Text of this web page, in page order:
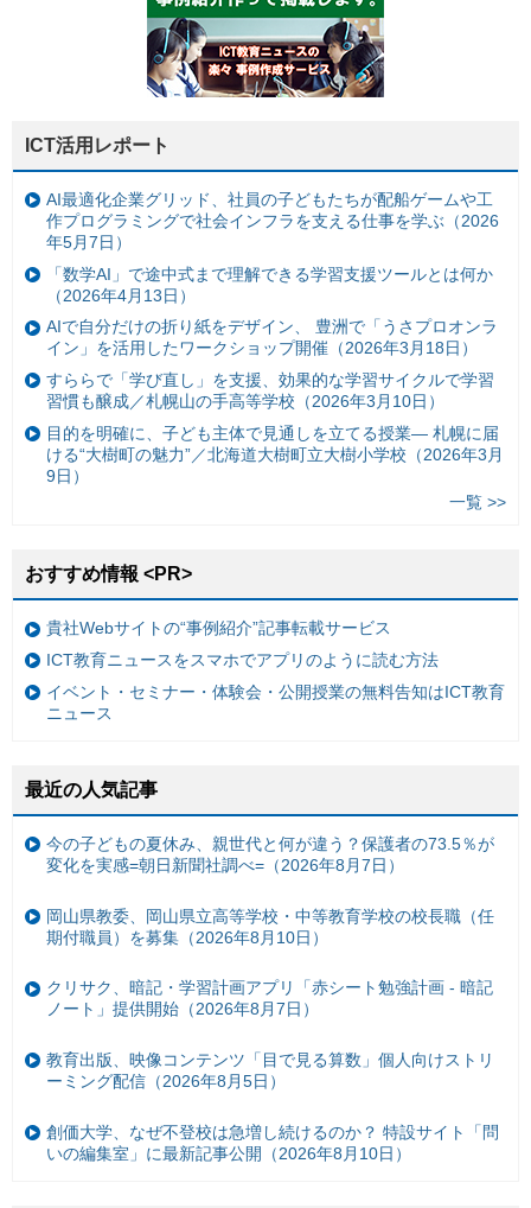
ICT活用レポート
AI最適化企業グリッド、社員の子どもたちが配船ゲームや工
作プログラミングで社会インフラを支える仕事を学ぶ（2026
年5月7日）
「数学AI」で途中式まで理解できる学習支援ツールとは何か
（2026年4月13日）
AIで自分だけの折り紙をデザイン、 豊洲で「うさプロオンラ
イン」を活用したワークショップ開催（2026年3月18日）
すららで「学び直し」を支援、効果的な学習サイクルで学習
習慣も醸成／札幌山の手高等学校（2026年3月10日）
目的を明確に、子ども主体で見通しを立てる授業— 札幌に届
ける“大樹町の魅力”／北海道大樹町立大樹小学校（2026年3月
9日）
一覧 >>
おすすめ情報 <PR>
貴社Webサイトの“事例紹介”記事転載サービス
ICT教育ニュースをスマホでアプリのように読む方法
イベント・セミナー・体験会・公開授業の無料告知はICT教育
ニュース
最近の人気記事
今の子どもの夏休み、親世代と何が違う？保護者の73.5％が
変化を実感=朝日新聞社調べ=（2026年8月7日）
岡山県教委、岡山県立高等学校・中等教育学校の校長職（任
期付職員）を募集（2026年8月10日）
クリサク、暗記・学習計画アプリ「赤シート勉強計画 - 暗記
ノート」提供開始（2026年8月7日）
教育出版、映像コンテンツ「目で見る算数」個人向けストリ
ーミング配信（2026年8月5日）
創価大学、なぜ不登校は急増し続けるのか？ 特設サイト「問
いの編集室」に最新記事公開（2026年8月10日）